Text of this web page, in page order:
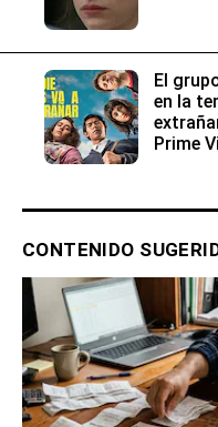
El
en la
Prime
CONTENIDO